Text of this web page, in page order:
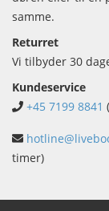
samme.
Returret
Vi tilbyder 30
Kundeservice
+45 7199 8841
timer)